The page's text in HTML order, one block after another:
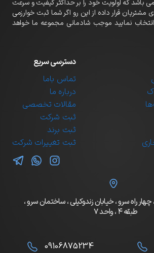
باشد که اولویت خود را بر حداکثر کیفیت و سرعت
قرار داده از این رو اگر شما ثبت خوارزمی
نمایید موجب شادمانی مجموعه ما خواهد
دسترسی سریع
تماس باما
درباره ما
مقالات تخصصی
ثبت شرکت
ثبت برند
ثبت تغییرات شرکت
راه سرو ، خیابان زندوکیلی ، ساختمان سرو ،
طبقه ۴ ، واحد ۷
09106875234